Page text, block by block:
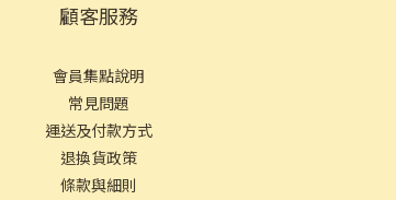
顧客服務
會員集點說明
常見問題
運送及付款方式
退換貨政策
條款與細則